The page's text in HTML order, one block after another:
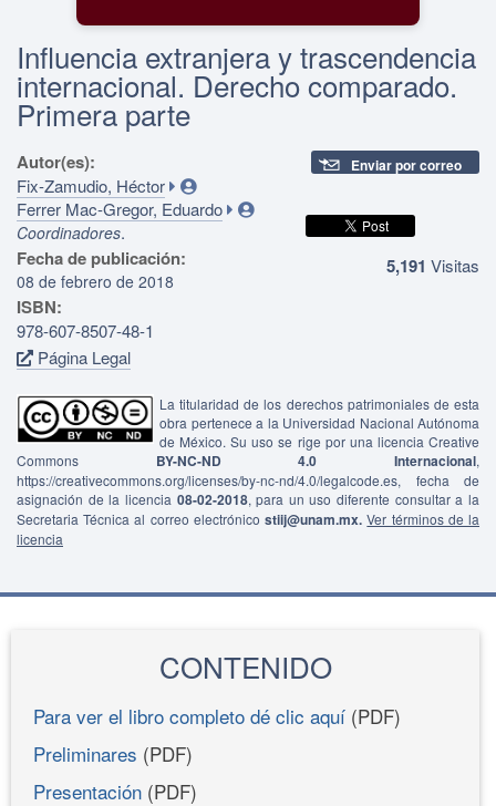
Influencia extranjera y trascendencia
internacional. Derecho comparado.
Primera parte
Autor(es):
Fix-Zamudio, Héctor
Ferrer Mac-Gregor, Eduardo
Coordinadores.
Fecha de publicación:
08 de febrero de 2018
ISBN:
978-607-8507-48-1
Página Legal
Enviar por correo
5,191 Visitas
La titularidad de los derechos patrimoniales de esta
obra pertenece a la Universidad Nacional Autónoma
de México. Su uso se rige por una licencia Creative
Commons BY-NC-ND 4.0 Internacional,
https://creativecommons.org/licenses/by-nc-nd/4.0/legalcode.es, fecha de
asignación de la licencia 08-02-2018, para un uso diferente consultar a la
Secretaria Técnica al correo electrónicostiij@unam.mx. Ver términos de la
licencia
CONTENIDO
Para ver el libro completo dé clic aquí (PDF)
Preliminares (PDF)
Presentación (PDF)